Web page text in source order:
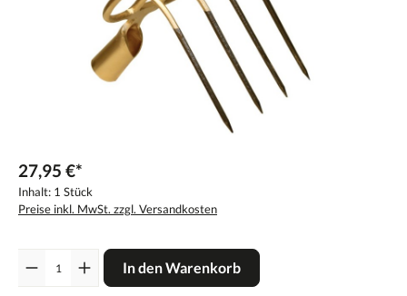
27,95 €*
Inhalt: 1 Stück
Preise inkl. MwSt. zzgl. Versandkosten
In den Warenkorb